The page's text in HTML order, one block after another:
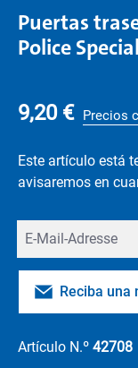
Puertas
Police
9,20 € Precios
Este artículo está
avisaremos en
Reciba una
Artículo N.º 42708